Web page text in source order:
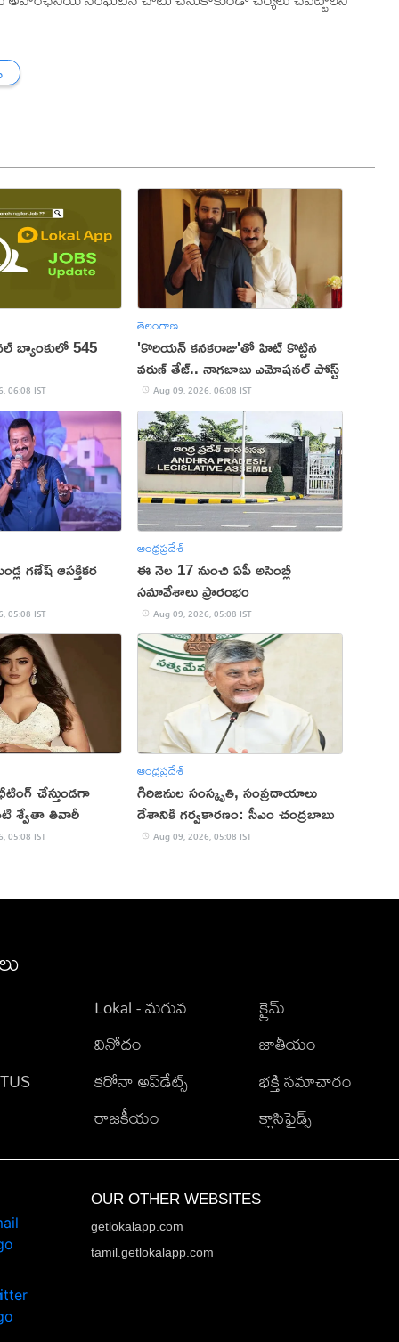
బ్యాంకులో 545
06:08 IST
తెలంగాణ
'కొరియన్ కనకరాజు'తో హిట్ కొట్టిన
వరుణ్ తేజ్.. నాగబాబు ఎమోషనల్ పోస్ట్
Aug 09, 2026, 06:08 IST
గణేష్ ఆసక్తికర
05:08 IST
ఆంధ్రప్రదేశ్
ఈ నెల 17 నుంచి ఏపీ అసెంబ్లీ
సమావేశాలు ప్రారంభం
Aug 09, 2026, 05:08 IST
చేస్తుండగా
శ్వేతా తివారీ
05:08 IST
ఆంధ్రప్రదేశ్
గిరిజనుల సంస్కృతి, సంప్రదాయాలు
దేశానికి గర్వకారణం: సీఎం చంద్రబాబు
Aug 09, 2026, 05:08 IST
Lokal - మగువ
వినోదం
కరోనా అప్‌డేట్స్
రాజకీయం
క్రైమ్
జాతీయం
భక్తి సమాచారం
క్లాసిఫైడ్స్
OUR OTHER WEBSITES
getlokalapp.com
tamil.getlokalapp.com